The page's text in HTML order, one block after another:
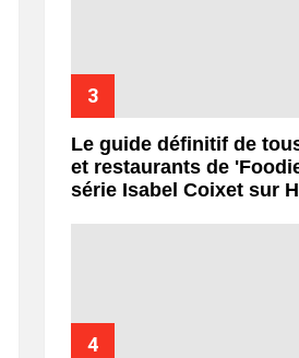
Le guide définitif de
et restaurants de
série Isabel Coixet sur